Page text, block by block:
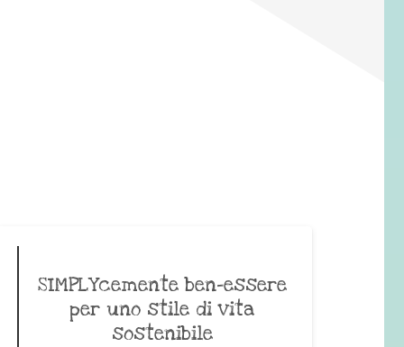
SIMPLYcemente ben-essere
per uno stile di vita
sostenibile